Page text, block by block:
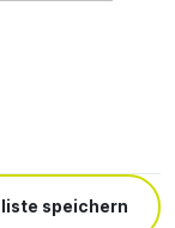
speichern